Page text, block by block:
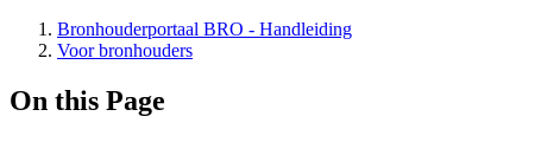
Bronhouderportaal BRO - Handleiding
Voor bronhouders
On this Page